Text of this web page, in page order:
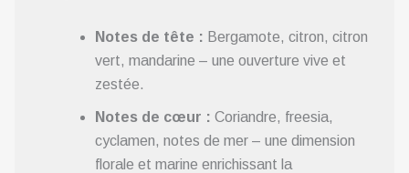
Notes de tête : Bergamote, citron, citron
vert, mandarine – une ouverture vive et
zestée.
Notes de cœur : Coriandre, freesia,
cyclamen, notes de mer – une dimension
florale et marine enrichissant la